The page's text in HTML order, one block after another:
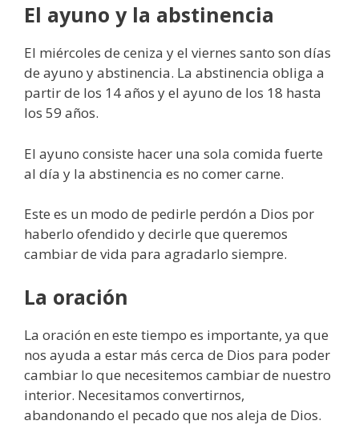
El ayuno y la abstinencia
El miércoles de ceniza y el viernes santo son días
de ayuno y abstinencia. La abstinencia obliga a
partir de los 14 años y el ayuno de los 18 hasta
los 59 años.
El ayuno consiste hacer una sola comida fuerte
al día y la abstinencia es no comer carne.
Este es un modo de pedirle perdón a Dios por
haberlo ofendido y decirle que queremos
cambiar de vida para agradarlo siempre.
La oración
La oración en este tiempo es importante, ya que
nos ayuda a estar más cerca de Dios para poder
cambiar lo que necesitemos cambiar de nuestro
interior. Necesitamos convertirnos,
abandonando el pecado que nos aleja de Dios.